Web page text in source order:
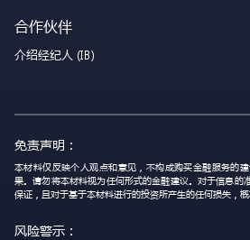
合作伙伴
介绍经纪人 (IB)
免责声明：
本材料仅反映个人观点和意见，不构成购买金融服务的
果。请勿将本材料视为任何形式的金融建议。对于信息的
保证，且对于基于本材料进行的投资所产生的任何损失，概
风险警示：